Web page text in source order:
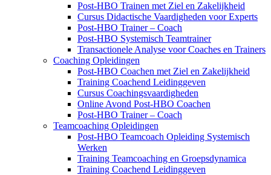
Post-HBO Trainen met Ziel en Zakelijkheid
Cursus Didactische Vaardigheden voor Experts
Post-HBO Trainer – Coach
Post-HBO Systemisch Teamtrainer
Transactionele Analyse voor Coaches en Trainers
Coaching Opleidingen
Post-HBO Coachen met Ziel en Zakelijkheid
Training Coachend Leidinggeven
Cursus Coachingsvaardigheden
Online Avond Post-HBO Coachen
Post-HBO Trainer – Coach
Teamcoaching Opleidingen
Post-HBO Teamcoach Opleiding Systemisch
Werken
Training Teamcoaching en Groepsdynamica
Training Coachend Leidinggeven